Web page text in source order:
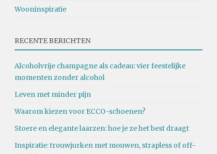
Wooninspiratie
RECENTE BERICHTEN
Alcoholvrije champagne als cadeau: vier feestelijke
momenten zonder alcohol
Leven met minder pijn
Waarom kiezen voor ECCO-schoenen?
Stoere en elegante laarzen: hoe je ze het best draagt
Inspiratie: trouwjurken met mouwen, strapless of off-